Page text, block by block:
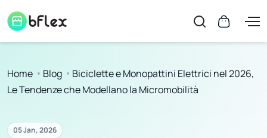
Home Blog
Biciclette e Monopattini Elettrici nel 2026,
Le Tendenze che Modellano la Micromobilità
05 Jan, 2026